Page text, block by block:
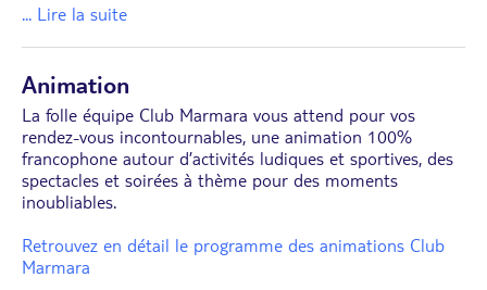
... Lire la suite
Animation
La folle équipe Club Marmara vous attend pour vos
rendez-vous incontournables, une animation 100%
francophone autour d’activités ludiques et sportives, des
spectacles et soirées à thème pour des moments
inoubliables.
Retrouvez en détail le programme des animations Club
Marmara